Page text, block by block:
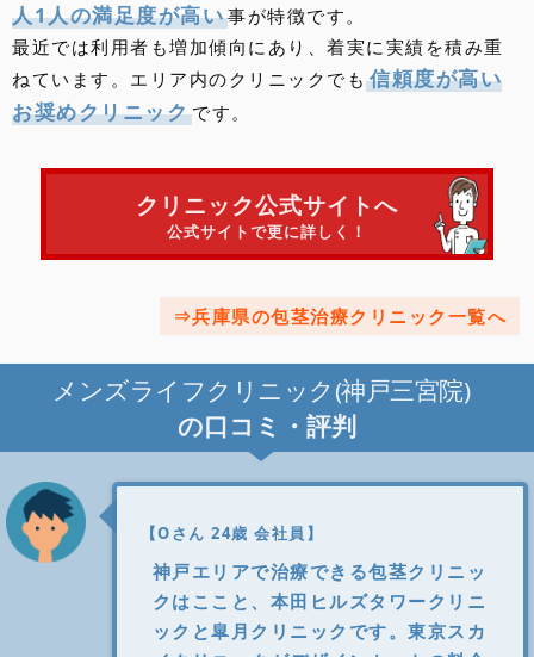
人1人の満足度が高い事が特徴です。
最近では利用者も増加傾向にあり、着実に実績を積み重
ねています。エリア内のクリニックでも 信頼度が高い
お奨めクリニック です。
クリニック公式サイトへ
公式サイトで更に詳しく！
兵庫県の包茎治療クリニック一覧へ
メンズライフクリニック(神戸三宮院)
の口コミ・評判
【Oさん 24歳 会社員】
神戸エリアで治療できる包茎クリニッ
クはここと、本田ヒルズタワークリニ
ックと皐月クリニックです。東京スカ